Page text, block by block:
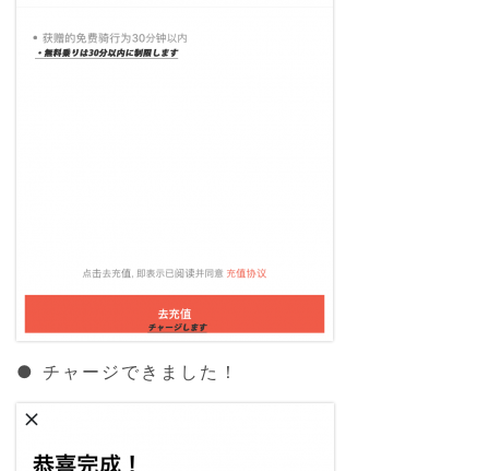
● チャージできました！